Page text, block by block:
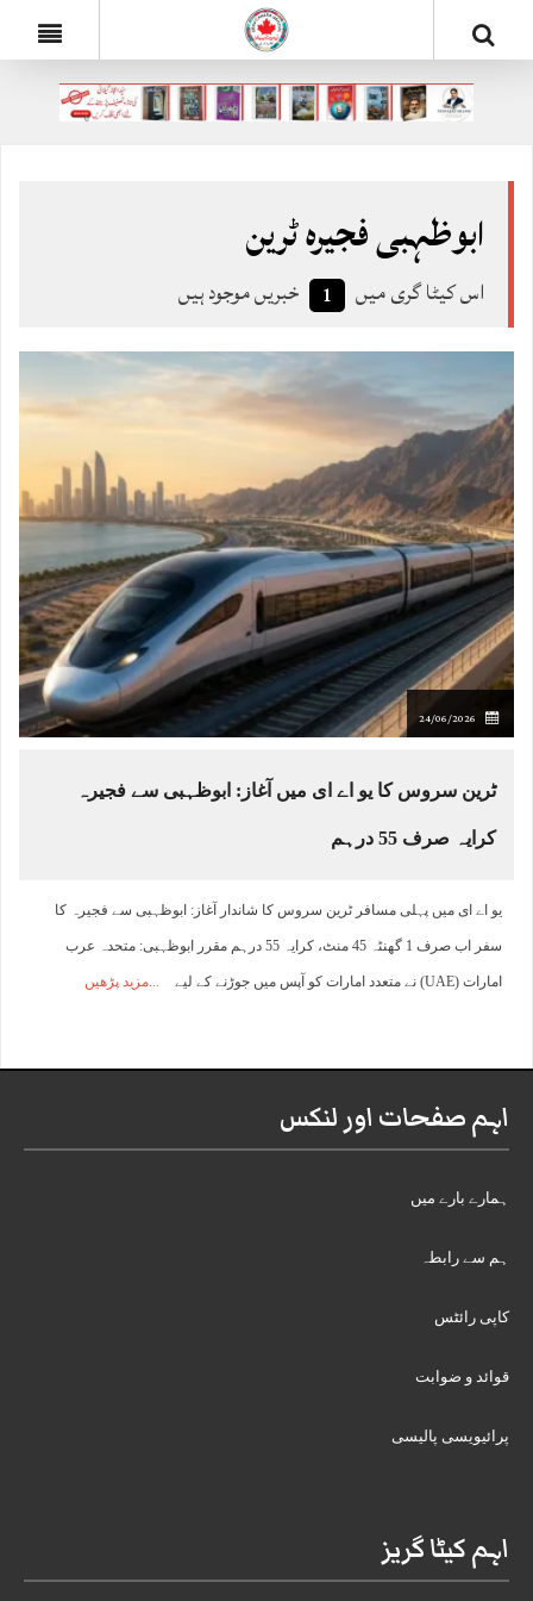
ابوظہبی فجیرہ ٹرین
اس کیٹا گری میں 1 خبریں موجود ہیں
24/06/2026
ٹرین سروس کا یو اے ای میں آغاز: ابوظہبی سے فجیرہ
کرایہ صرف 55 درہم
یو اے ای میں پہلی مسافر ٹرین سروس کا شاندار آغاز: ابوظہبی سے فجیرہ کا
سفر اب صرف 1 گھنٹہ 45 منٹ، کرایہ 55 درہم مقرر ابوظہبی: متحدہ عرب
امارات (UAE) نے متعدد امارات کو آپس میں جوڑنے کے لیے مزید پڑھیں
اہم صفحات اور لنکس
ہمارے بارے میں
ہم سے رابطہ
کاپی رائٹس
قوائد و ضوابت
پرائیویسی پالیسی
اہم کیٹا گریز